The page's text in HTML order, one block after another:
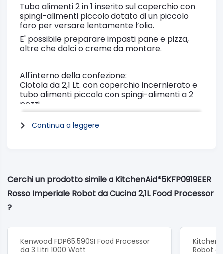
Tubo alimenti 2 in 1 inserito sul coperchio con
spingi-alimenti piccolo dotato di un piccolo
foro per versare lentamente l’olio.
E' possibile preparare impasti pane e pizza,
oltre che dolci o creme da montare.
All'interno della confezione:
Ciotola da 2,1 Lt. con coperchio incernierato e
tubo alimenti piccolo con spingi-alimenti a 2
pezzi
Lama per impasto
Lama multifunzione (acciaio inox)
Disco sottile per affettare da 2mm
Adattatore
Specifiche tecniche:
Potenza (W) :250
Velocità di rotazione massima:1500
Continua a leggere
Cerchi un prodotto simile a KitchenAid*5KFP0919EER
Rosso Imperiale Robot da Cucina 2,1L Food Processor
?
Kenwood FDP65.590SI Food Processor
da 3 Litri 1000 Watt
Robot